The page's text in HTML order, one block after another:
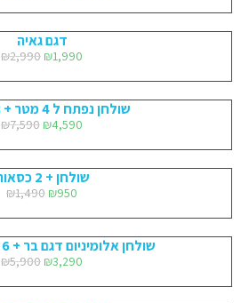
דגם גאיה
₪2,990 ₪1,990
שולחן נפתח ל 4 מטר + 8 כסאות
₪7,590 ₪4,590
שולחן + 2 כסאות
₪1,490 ₪950
שולחן אלומיניום דגם בר + 6 כסאות פרייד
₪5,900 ₪3,290